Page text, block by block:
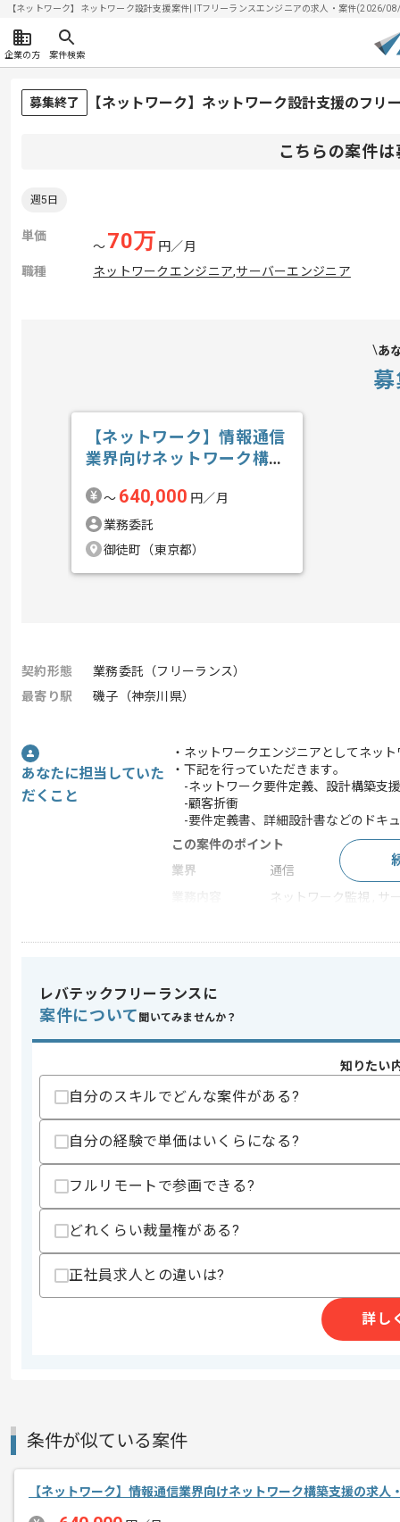
【ネットワーク】ネットワーク設計支援案件| ITフリーランスエンジニアの求人・案件(2026/
企業の方 案件検索
募集終了 【ネットワーク】ネットワーク設計支援のフリ
こちらの案件
週5日
単価
〜70万 円／月
職種
ネットワークエンジニア,サーバーエンジニア
あ
【ネットワーク】情報通信
業界向けネットワーク構築
〜 640,000 円／月
業務委託
御徒町（東京都）
契約形態
業務委託（フリーランス）
最寄り駅
磯子（神奈川県）
あなたに担当していた
だくこと
・ネットワークエンジニアとしてネッ
・下記を行っていただきます｡
-ネットワーク要件定義、設計構築支援
-顧客折衝
-要件定義書、詳細設計書などのドキ
この案件のポイント
業界
通信
ネットワーク監視 , サ
・Fortigateの経験
・無線の経験
歓迎スキル
・セキュリティへの知見
・クライアントとの要件調整経験
スキルに不安がある方へ
上記に似た経験やスキルをお持ちであれば申
140時間〜180時間
商談回数
作業開始日
2025/07/07
レバテックフリーランスに
案件について 聞いてみませんか？
知りたい
自分のスキルでどんな案件がある?
自分の経験で単価はいくらになる?
フルリモートで参画できる?
どれくらい裁量権がある?
正社員求人との違いは?
詳し
条件が似ている案件
【ネットワーク】情報通信業界向けネットワーク構築支援の求人